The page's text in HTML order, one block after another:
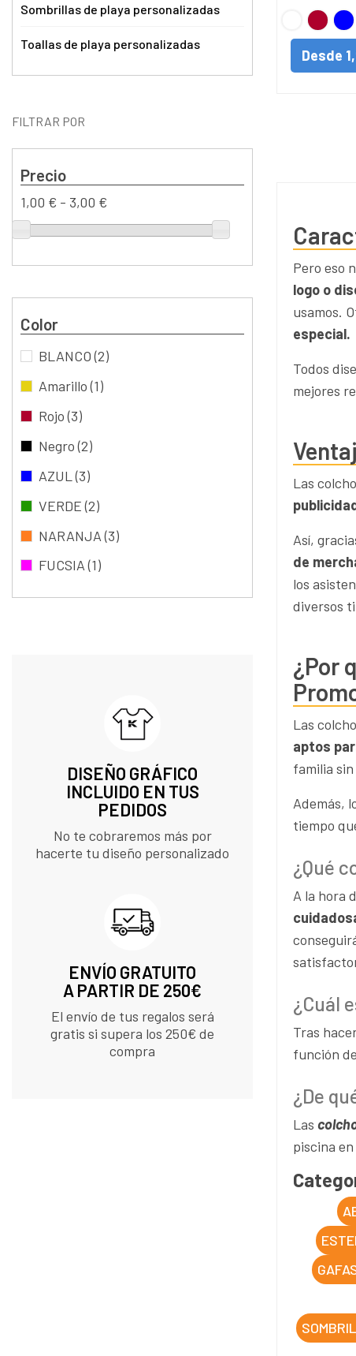
Sombrillas de playa personalizadas
Toallas de playa personalizadas
FILTRAR POR
Precio
1,00 € - 3,00 €
Color
BLANCO(2)
Amarillo(1)
Rojo(3)
Negro(2)
AZUL(3)
VERDE(2)
NARANJA(3)
FUCSIA(1)
DISEÑO GRÁFICO
INCLUIDO EN TUS
PEDIDOS​
No te cobraremos más por
hacerte tu diseño personalizado
ENVÍO GRATUITO
A PARTIR DE 250€
El envío de tus regalos será
gratis si supera los 250€ de
compra
BLANCO
Rojo
Desde
Pero eso
logo o
usamos.
especial.
Todos
mejores
Las
Así,
de
los
diversos
¿Por
Las
aptos
familia
Además,
tiempo
¿Qué
A la hora
¿Cuál
Tras
función
¿De
Las
piscina